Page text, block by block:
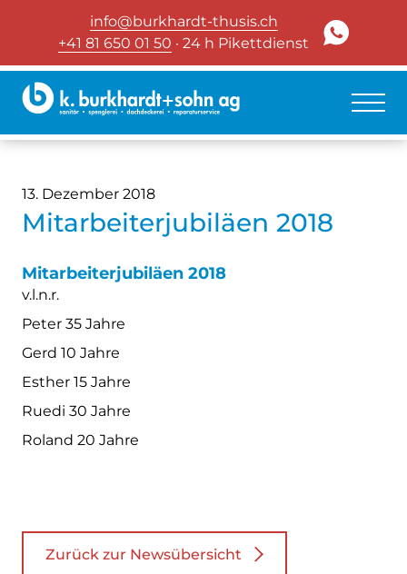
info@burkhardt-thusis.ch
+41 81 650 01 50 · 24 h Pikettdienst
13. Dezember 2018
Mitarbeiterjubiläen 2018
Mitarbeiterjubiläen 2018
v.l.n.r.
Peter 35 Jahre
Gerd 10 Jahre
Esther 15 Jahre
Ruedi 30 Jahre
Roland 20 Jahre
Zurück zur Newsübersicht